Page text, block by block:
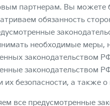
партнерам. Вы можете
обязанность
необходимые меры,
законодательством
законодательством
их безопасности, а также
все предусмотренные